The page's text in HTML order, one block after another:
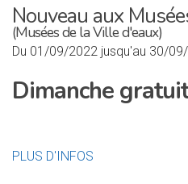
Nouveau aux
(Musées de la Ville d'eaux)
Du 01/09/2022 jusqu'au 30/
Dimanche gratuit
PLUS D'INFOS